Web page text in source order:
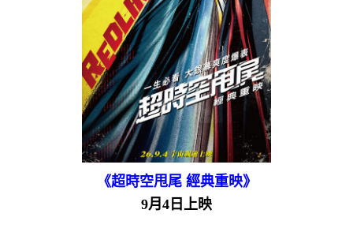
《超時空甩尾 經典重映》
9月4日上映